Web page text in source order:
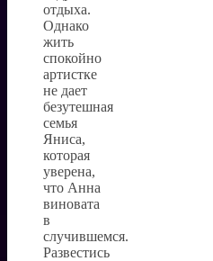
отдыха.
Однако
жить
спокойно
артистке
не дает
безутешная
семья
Яниса,
которая
уверена,
что Анна
виновата
в
случившемся.
Развестись